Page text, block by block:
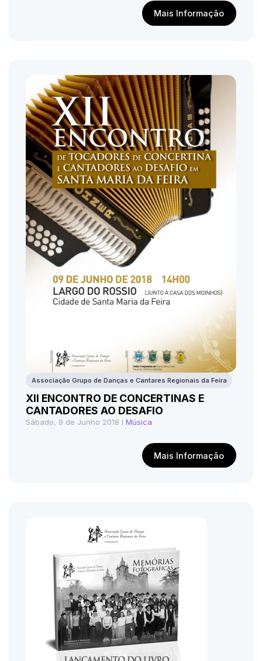
Mais Informação
Associação Grupo de Danças e Cantares Regionais da Feira
XII ENCONTRO DE CONCERTINAS E
CANTADORES AO DESAFIO
Sábado, 9 de Junho 2018 IMúsica
Mais Informação